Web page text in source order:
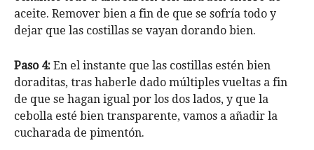
aceite. Remover bien a fin de que se sofría todo y
dejar que las costillas se vayan dorando bien.
Paso 4: En el instante que las costillas estén bien
doraditas, tras haberle dado múltiples vueltas a fin
de que se hagan igual por los dos lados, y que la
cebolla esté bien transparente, vamos a añadir la
cucharada de pimentón.